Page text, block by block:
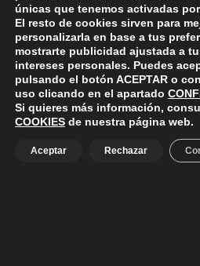
ayuntamiento de
AYUNTAMIENTO DE POLANCO
Ayuntamiento de Polanco. La
+34 942 82 42 00
Compromiso con la Protección de
únicas que tenemos activadas
El resto de cookies sirven para
personalizarla en base a tus
mostrarte publicidad ajustada a
intereses personales. Puedes
pulsando el botón ACEPTAR o
uso clicando en el apartado
Si quieres más información,
COOKIES de nuestra página web.
Aceptar Rechazar